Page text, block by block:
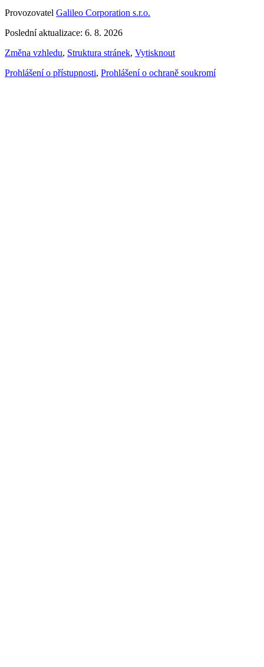
Provozovatel Galileo Corporation s.r.o.
Poslední aktualizace: 6. 8. 2026
Změna vzhledu, Struktura stránek, Vytisknout
Prohlášení o přístupnosti, Prohlášení o ochraně soukromí